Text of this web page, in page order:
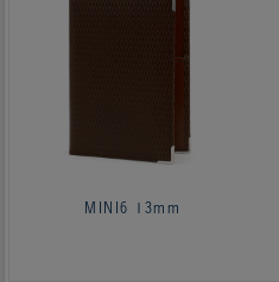
MINI6 13mm